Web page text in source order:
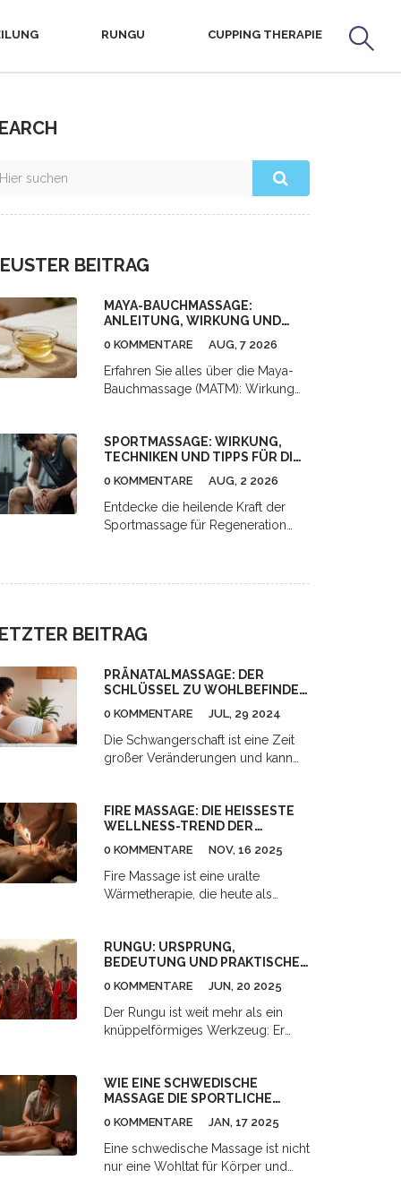
RUNGU CUPPING THERAPIE
BEITRAG
MAYA-BAUCHMASSAGE:
ANLEITUNG, WIRKUNG UND
0 KOMMENTARE AUG, 7 2026
Erfahren Sie alles über die Maya-
Bauchmassage (MATM): Wirkung
Zuhause sowie Hinweise zu Risiken
und professioneller Anwendung.
SPORTMASSAGE: WIRKUNG,
TECHNIKEN UND TIPPS FÜR DIE
0 KOMMENTARE AUG, 2 2026
Entdecke die heilende Kraft der
Sportmassage für Regeneration
BEITRAG
PRÄNATALMASSAGE: DER
SCHLÜSSEL ZU WOHLBEFINDEN
SCHWANGERSCHAFT
0 KOMMENTARE JUL, 29 2024
Die Schwangerschaft ist eine Zeit
großer Veränderungen und kann
eine einfache und effektive
Möglichkeit, den Körper zu
entspannen und Beschwerden zu
du alles Wichtige über die Vorteile
der Pränatalmassage und wie du
kannst.
FIRE MASSAGE: DIE HEISSESTE W
ELLNESS-TREND DER J
0 KOMMENTARE NOV, 16 2025
Fire Massage ist eine uralte
Wärmetherapie, die heute als
Ölen lockert sie Muskeln, reduziert
Stress und verbessert den Schlaf -
sicher, wirksam und tief
RUNGU: URSPRUNG,
BEDEUTUNG UND PRAKTISCHE
0 KOMMENTARE JUN, 20 2025
Der Rungu ist weit mehr als ein
knüppelförmiges Werkzeug: Er
insbesondere Macht und
Verantwortung. Wer genauer
hinschaut, entdeckt beim Rungu
verbindende Traditionen und
erstaunliche Alltagsfunktionen.
WIE EINE SCHWEDISCHE
MASSAGE DIE SPORTLICHE
0 KOMMENTARE JAN, 17 2025
Eine schwedische Massage ist nicht
nur eine Wohltat für Körper und